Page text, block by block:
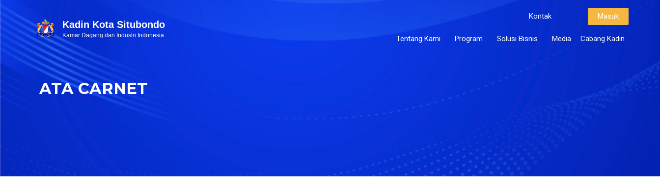
Kadin Kota Situbondo
Kamar Dagang dan Industri Indonesia
Kontak Masuk
Tentang Kami Program Solusi Bisnis Media Cabang Kadin
ATA CARNET